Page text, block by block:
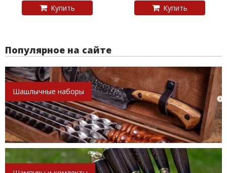
Купить Купить
Популярное на сайте
Шашлычные наборы